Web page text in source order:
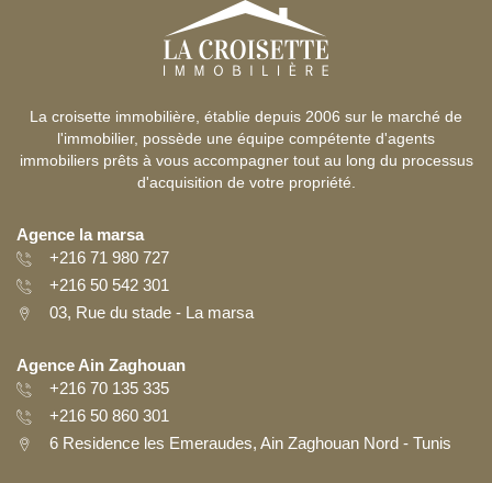
La croisette immobilière, établie depuis 2006 sur le marché de
l'immobilier, possède une équipe compétente d'agents
immobiliers prêts à vous accompagner tout au long du processus
d'acquisition de votre propriété.
Agence la marsa
+216 71 980 727
+216 50 542 301
03, Rue du stade - La marsa
Agence Ain Zaghouan
+216 70 135 335
+216 50 860 301
6 Residence les Emeraudes, Ain Zaghouan Nord - Tunis